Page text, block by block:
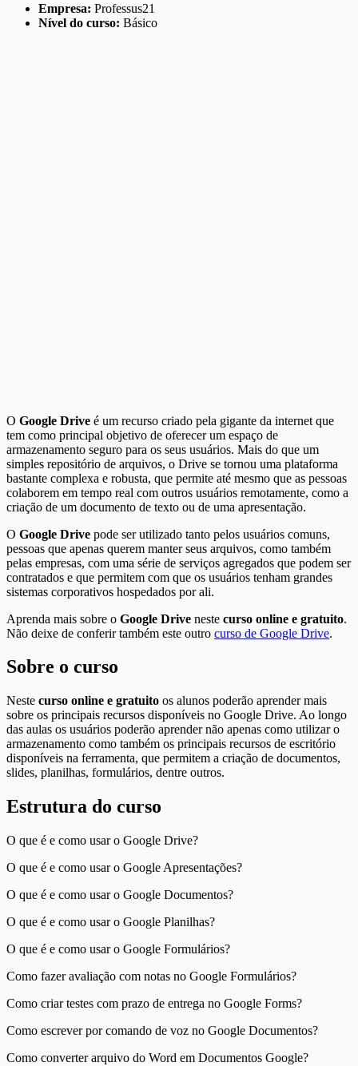
Empresa: Professus21
Nível do curso: Básico
O Google Drive é um recurso criado pela gigante da internet que
tem como principal objetivo de oferecer um espaço de
armazenamento seguro para os seus usuários. Mais do que um
simples repositório de arquivos, o Drive se tornou uma plataforma
bastante complexa e robusta, que permite até mesmo que as pessoas
colaborem em tempo real com outros usuários remotamente, como a
criação de um documento de texto ou de uma apresentação.
O Google Drive pode ser utilizado tanto pelos usuários comuns,
pessoas que apenas querem manter seus arquivos, como também
pelas empresas, com uma série de serviços agregados que podem ser
contratados e que permitem com que os usuários tenham grandes
sistemas corporativos hospedados por ali.
Aprenda mais sobre o Google Drive neste curso online e gratuito.
Não deixe de conferir também este outro curso de Google Drive.
Sobre o curso
Neste curso online e gratuito os alunos poderão aprender mais
sobre os principais recursos disponíveis no Google Drive. Ao longo
das aulas os usuários poderão aprender não apenas como utilizar o
armazenamento como também os principais recursos de escritório
disponíveis na ferramenta, que permitem a criação de documentos,
slides, planilhas, formulários, dentre outros.
Estrutura do curso
O que é e como usar o Google Drive?
O que é e como usar o Google Apresentações?
O que é e como usar o Google Documentos?
O que é e como usar o Google Planilhas?
O que é e como usar o Google Formulários?
Como fazer avaliação com notas no Google Formulários?
Como criar testes com prazo de entrega no Google Forms?
Como escrever por comando de voz no Google Documentos?
Como converter arquivo do Word em Documentos Google?